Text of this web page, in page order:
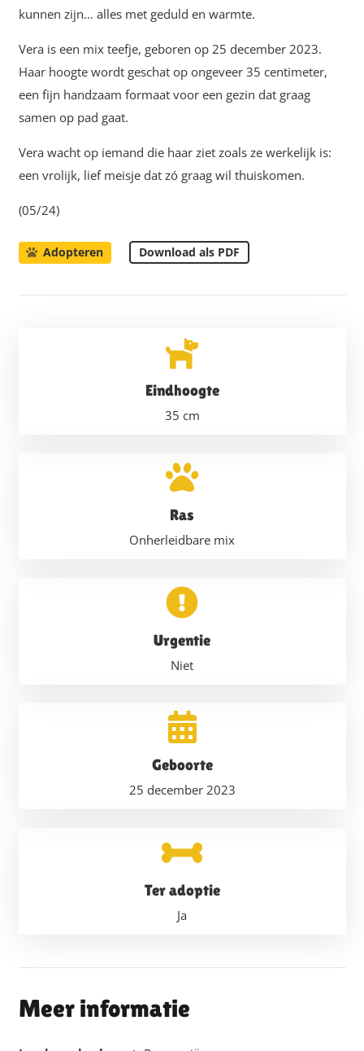
kunnen zijn… alles met geduld en warmte.
Vera is een mix teefje, geboren op 25 december 2023.
Haar hoogte wordt geschat op ongeveer 35 centimeter,
een fijn handzaam formaat voor een gezin dat graag
samen op pad gaat.
Vera wacht op iemand die haar ziet zoals ze werkelijk is:
een vrolijk, lief meisje dat zó graag wil thuiskomen.
(05/24)
Adopteren Download als PDF
Eindhoogte
35 cm
Ras
Onherleidbare mix
Urgentie
Niet
Geboorte
25 december 2023
Ter adoptie
Ja
Meer informatie